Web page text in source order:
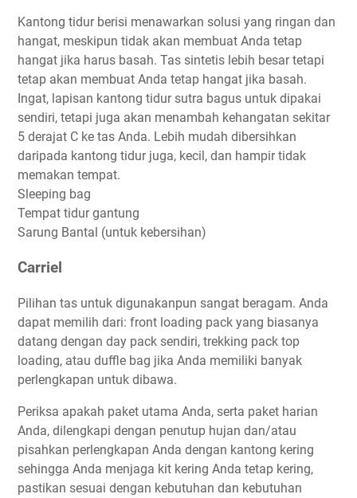
Kantong tidur berisi menawarkan solusi yang ringan dan
hangat, meskipun tidak akan membuat Anda tetap
hangat jika harus basah. Tas sintetis lebih besar tetapi
tetap akan membuat Anda tetap hangat jika basah.
Ingat, lapisan kantong tidur sutra bagus untuk dipakai
sendiri, tetapi juga akan menambah kehangatan sekitar
5 derajat C ke tas Anda. Lebih mudah dibersihkan
daripada kantong tidur juga, kecil, dan hampir tidak
memakan tempat.
Sleeping bag
Tempat tidur gantung
Sarung Bantal (untuk kebersihan)
Carriel
Pilihan tas untuk digunakanpun sangat beragam. Anda
dapat memilih dari: front loading pack yang biasanya
datang dengan day pack sendiri, trekking pack top
loading, atau duffle bag jika Anda memiliki banyak
perlengkapan untuk dibawa.
Periksa apakah paket utama Anda, serta paket harian
Anda, dilengkapi dengan penutup hujan dan/atau
pisahkan perlengkapan Anda dengan kantong kering
sehingga Anda menjaga kit kering Anda tetap kering,
pastikan sesuai dengan kebutuhan dan kebutuhan